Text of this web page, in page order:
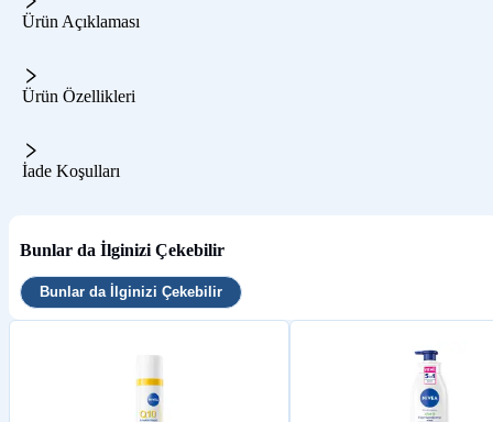
Ürün Açıklaması
Ürün Özellikleri
İade Koşulları
Bunlar da İlginizi Çekebilir
Bunlar da İlginizi Çekebilir